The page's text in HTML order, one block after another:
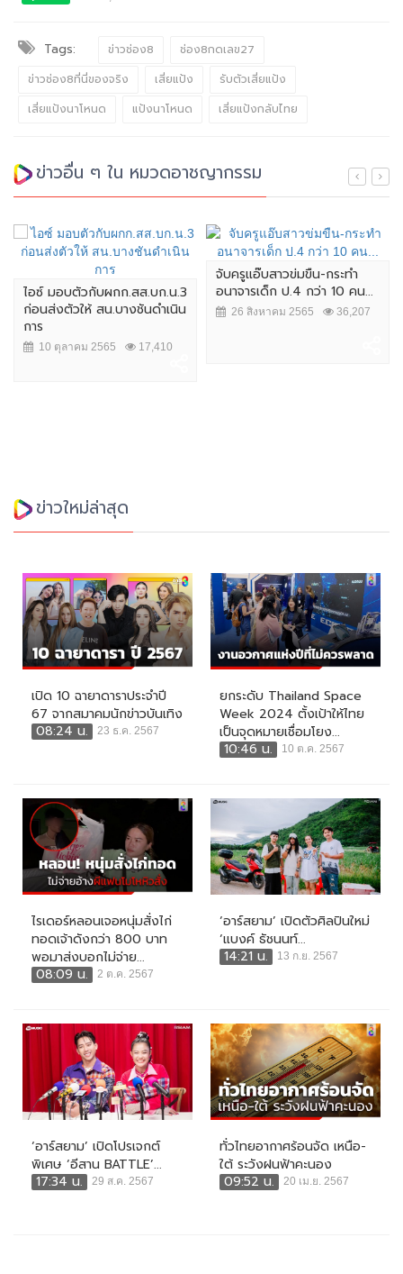
Tags: ข่าวช่อง8
ช่อง8กดเลข27
ข่าวช่อง8ที่นี่ของจริง
เสี่ยแป้ง
รับตัวเสี่ยแป้ง
เสี่ยแป้งนาโหนด
แป้งนาโหนด เสี่ยแป้งกลับไทย
ข่าวอื่น ๆ ใน หมวดอาชญากรรม
ไอซ์ มอบตัวกับผกก.สส.บก.น.3
ก่อนส่งตัวให้ สน.บางชันดำเนิน
การ
10 ตุลาคม 2565 17,410
จับครูแอ๊บสาวข่มขืน-กระทำ
อนาจารเด็ก ป.4 กว่า 10 คน...
26 สิงหาคม 2565 36,207
ข่าวใหม่ล่าสุด
เปิด 10 ฉายาดาราประจำปี
67 จากสมาคมนักข่าวบันเทิง
08:24 น.
23 ธ.ค. 2567
ยกระดับ Thailand Space
Week 2024 ตั้งเป้าให้ไทย
เป็นจุดหมายเชื่อมโยง...
10:46 น.
10 ต.ค. 2567
ไรเดอร์หลอนเจอหนุ่มสั่งไก่
ทอดเจ้าดังกว่า 800 บาท
พอมาส่งบอกไม่จ่าย...
08:09 น.
2 ต.ค. 2567
‘อาร์สยาม’ เปิดตัวศิลปินใหม่
‘แบงค์ ธัชนนท์...
14:21 น.
13 ก.ย. 2567
‘อาร์สยาม’ เปิดโปรเจกต์
พิเศษ ‘อีสาน BATTLE’...
17:34 น.
29 ส.ค. 2567
ทั่วไทยอากาศร้อนจัด เหนือ-
ใต้ ระวังฝนฟ้าคะนอง
09:52 น.
20 เม.ย. 2567